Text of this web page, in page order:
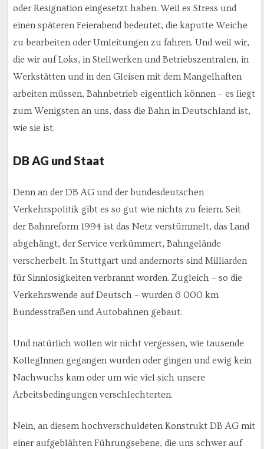
oder Resignation eingesetzt haben. Weil es Stress und
einen späteren Feierabend bedeutet, die kaputte Weiche
zu bearbeiten oder Umleitungen zu fahren. Und weil wir,
die wir auf Loks, in Stellwerken und Betriebszentralen, in
Werkstätten und in den Gleisen mit dem Mangelhaften
arbeiten müssen, Bahnbetrieb eigentlich können – es liegt
zum Wenigsten an uns, dass die Bahn in Deutschland ist,
wie sie ist.
DB AG und Staat
Denn an der DB AG und der bundesdeutschen
Verkehrspolitik gibt es so gut wie nichts zu feiern. Seit
der Bahnreform 1994 ist das Netz verstümmelt, das Land
abgehängt, der Service verkümmert, Bahngelände
verscherbelt. In Stuttgart und andernorts sind Milliarden
für Sinnlosigkeiten verbrannt worden. Zugleich – so die
Verkehrswende auf Deutsch – wurden 6 000 km
Bundesstraßen und Autobahnen gebaut.
Und natürlich wollen wir nicht vergessen, wie tausende
KollegInnen gegangen wurden oder gingen und ewig kein
Nachwuchs kam oder um wie viel sich unsere
Arbeitsbedingungen verschlechterten.
Nein, an diesem hochverschuldeten Konstrukt DB AG mit
einer aufgeblähten Führungsebene, die uns schwer auf